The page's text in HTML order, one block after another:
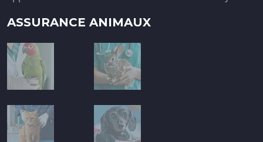
ASSURANCE ANIMAUX